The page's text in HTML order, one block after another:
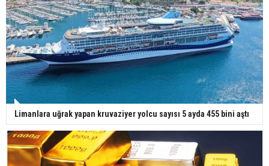
Limanlara uğrak yapan kruvaziyer yolcu sayısı 5 ayda 455 bini aştı